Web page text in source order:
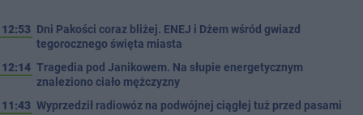
12:53 Dni Pakości coraz bliżej. ENEJ i Dżem wśród gwiazd
tegorocznego święta miasta
12:14 Tragedia pod Janikowem. Na słupie energetycznym
znaleziono ciało mężczyzny
11:43 Wyprzedził radiowóz na podwójnej ciągłej tuż przed pasami